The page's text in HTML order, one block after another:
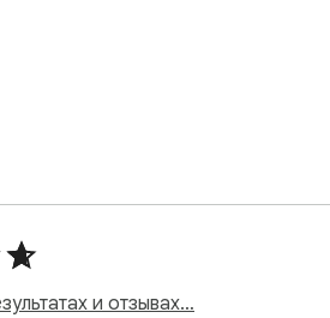
содержимое,
количество символов.
и отзывах…